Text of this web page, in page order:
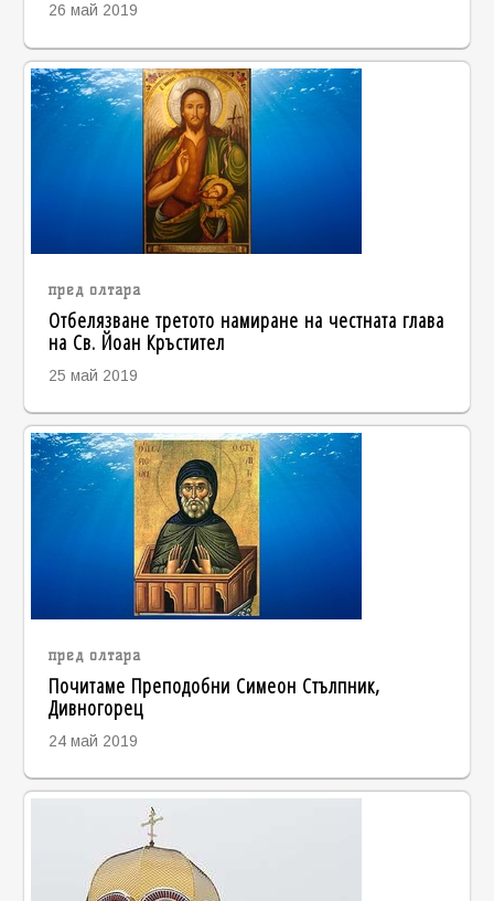
26 май 2019
пред олтара
Отбелязване третото намиране на честната глава
на Св. Йоан Кръстител
25 май 2019
пред олтара
Почитаме Преподобни Симеон Стълпник,
Дивногорец
24 май 2019